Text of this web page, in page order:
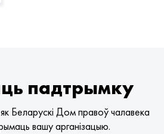
падтрымку
Беларускі Дом правоў чалавека
вашу арганізацыю.